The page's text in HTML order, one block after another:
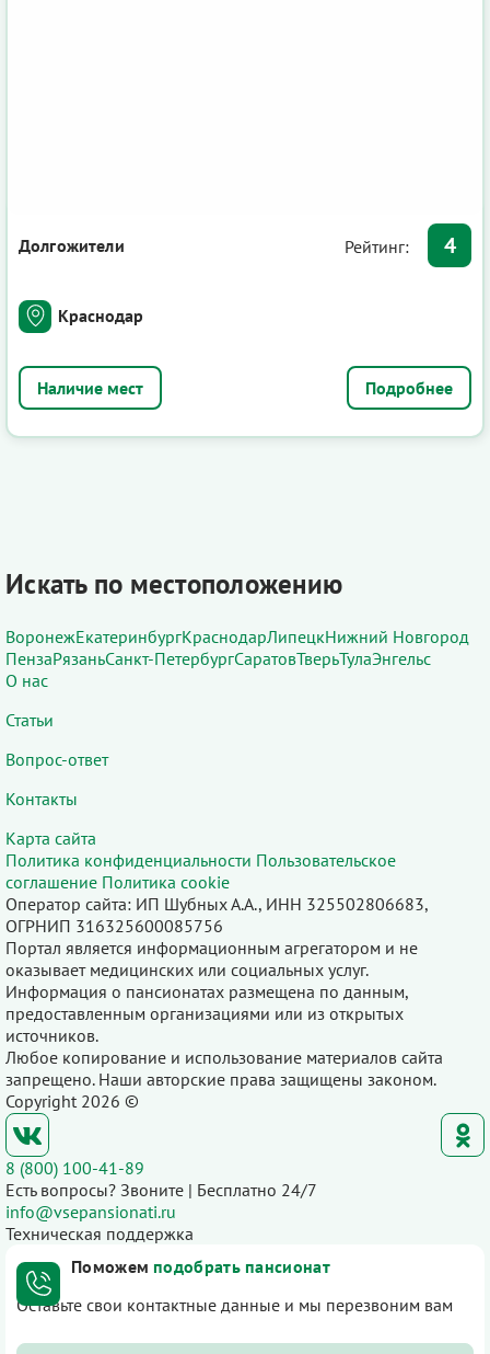
Долгожители Рейтинг: 4
Краснодар
Подробнее
Искать по местоположению
ВоронежЕкатеринбургКраснодарЛипецкНижний Новгород
ПензаРязаньСанкт-ПетербургСаратовТверьТулаЭнгельс
О нас
Статьи
Вопрос-ответ
Контакты
Карта сайта
Политика конфиденциальности Пользовательское
соглашение Политика cookie
Оператор сайта: ИП Шубных А.А., ИНН 325502806683,
ОГРНИП 316325600085756
Портал является информационным агрегатором и не
оказывает медицинских или социальных услуг.
Информация о пансионатах размещена по данным,
предоставленным организациями или из открытых
источников.
Любое копирование и использование материалов сайта
запрещено. Наши авторские права защищены законом.
Copyright 2026 ©
8 (800) 100-41-89
Есть вопросы? Звоните | Бесплатно 24/7
info@vsepansionati.ru
Техническая поддержка
Поможем подобрать пансионат
Оставьте свои контактные данные и мы перезвоним вам